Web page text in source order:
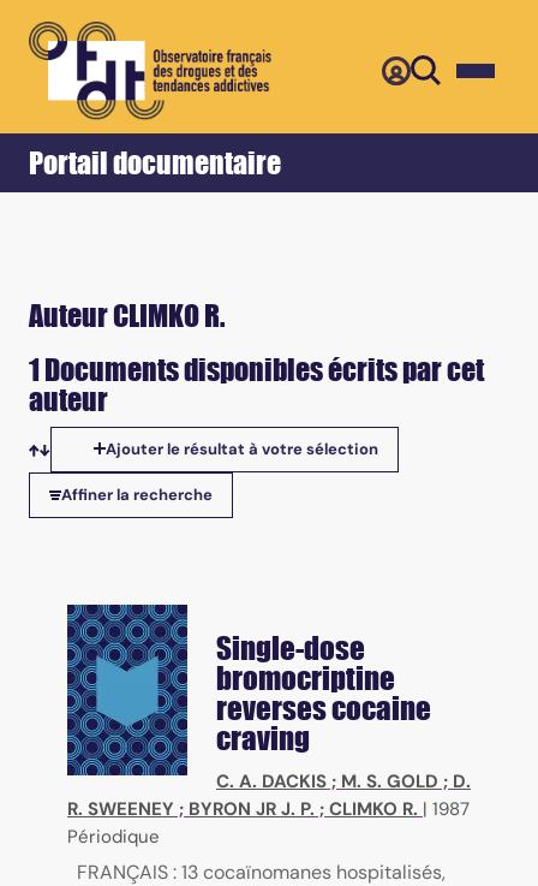
Portail documentaire
Accueil Retour
Auteur CLIMKO R.
1 Documents disponibles écrits par cet
auteur
Tris disponibles
Ajouter le résultat à votre sélection
Affiner la recherche
Single-dose
bromocriptine
reverses cocaine
craving
C. A. DACKIS ; M. S. GOLD ; D.
R. SWEENEY ; BYRON JR J. P. ; CLIMKO R. | 1987
Périodique
FRANÇAIS : 13 cocaïnomanes hospitalisés,